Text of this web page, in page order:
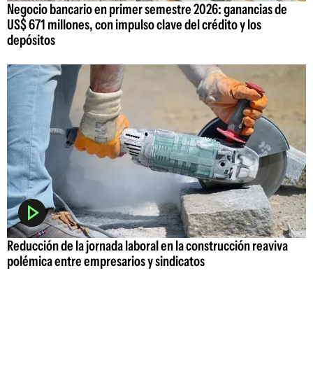
Negocio bancario en primer semestre 2026: ganancias de
US$ 671 millones, con impulso clave del crédito y los
depósitos
Reducción de la jornada laboral en la construcción reaviva
polémica entre empresarios y sindicatos